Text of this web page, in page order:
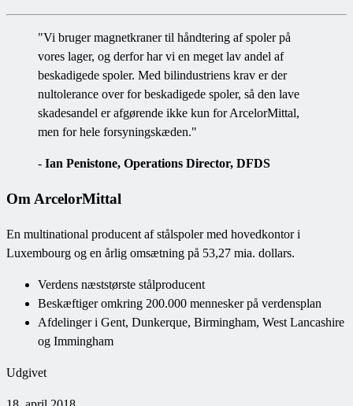
"Vi bruger magnetkraner til håndtering af spoler på
vores lager, og derfor har vi en meget lav andel af
beskadigede spoler. Med bilindustriens krav er der
nultolerance over for beskadigede spoler, så den lave
skadesandel er afgørende ikke kun for ArcelorMittal,
men for hele forsyningskæden."
- Ian Penistone, Operations Director, DFDS
Om ArcelorMittal
En multinational producent af stålspoler med hovedkontor i
Luxembourg og en årlig omsætning på 53,27 mia. dollars.
Verdens næststørste stålproducent
Beskæftiger omkring 200.000 mennesker på verdensplan
Afdelinger i Gent, Dunkerque, Birmingham, West Lancashire
og Immingham
Udgivet